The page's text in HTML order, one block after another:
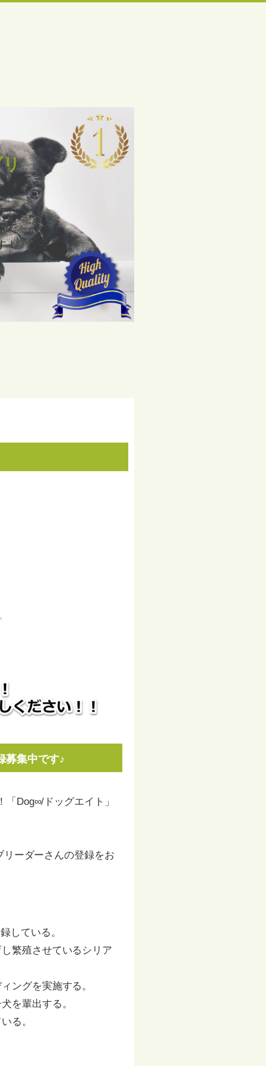
。
で
！
募集中です♪
Dog∞/ドッグエイト」
ーダーさんの登録をお
している。
繁殖させているシリア
ングを実施する。
を輩出する。
る。